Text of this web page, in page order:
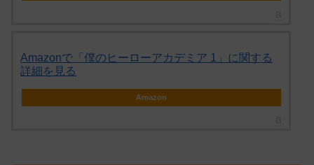
Amazonで「僕のヒーローアカデミア 1」に関する
詳細を見る
Amazon